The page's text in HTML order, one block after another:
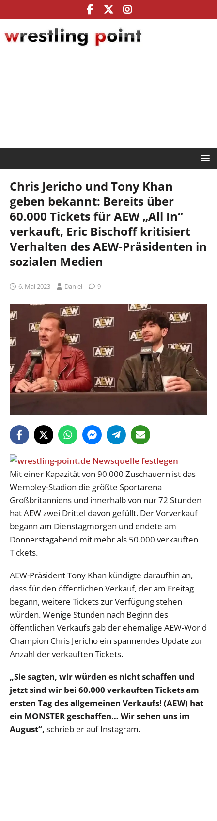
Chris Jericho und Tony Khan
geben bekannt: Bereits über
60.000 Tickets für AEW „All In“
verkauft, Eric Bischoff kritisiert
Verhalten des AEW-Präsidenten in
sozialen Medien
6. Mai 2023 Daniel 9
Mit einer Kapazität von 90.000 Zuschauern ist das
Wembley-Stadion die größte Sportarena
Großbritanniens und innerhalb von nur 72 Stunden
hat AEW zwei Drittel davon gefüllt. Der Vorverkauf
begann am Dienstagmorgen und endete am
Donnerstagabend mit mehr als 50.000 verkauften
Tickets.
AEW-Präsident Tony Khan kündigte daraufhin an,
dass für den öffentlichen Verkauf, der am Freitag
begann, weitere Tickets zur Verfügung stehen
würden. Wenige Stunden nach Beginn des
öffentlichen Verkaufs gab der ehemalige AEW-World
Champion Chris Jericho ein spannendes Update zur
Anzahl der verkauften Tickets.
„Sie sagten, wir würden es nicht schaffen und
jetzt sind wir bei 60.000 verkauften Tickets am
ersten Tag des allgemeinen Verkaufs! (AEW) hat
ein MONSTER geschaffen… Wir sehen uns im
August“, schrieb er auf Instagram.